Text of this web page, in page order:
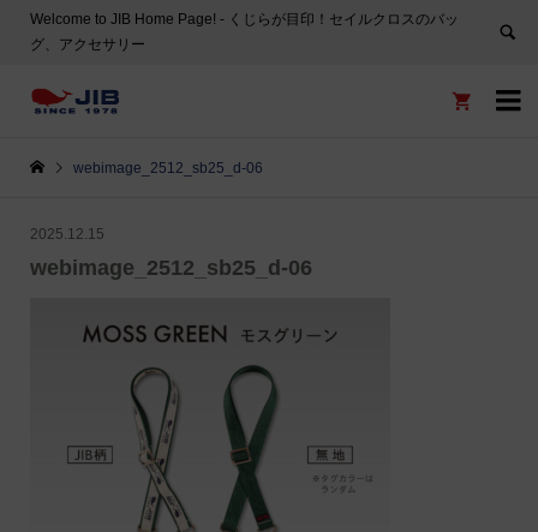
Welcome to JIB Home Page! ‐ くじらが目印！セイルクロスのバッ
グ、アクセサリー


webimage_2512_sb25_d-06
2025.12.15
webimage_2512_sb25_d-06